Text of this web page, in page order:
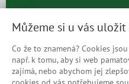
Prohlášení o přístupnosti
Můžeme si u vás uložit
Co že to znamená? Cookies
např. k tomu, aby si web
zajímá, nebo abychom jej